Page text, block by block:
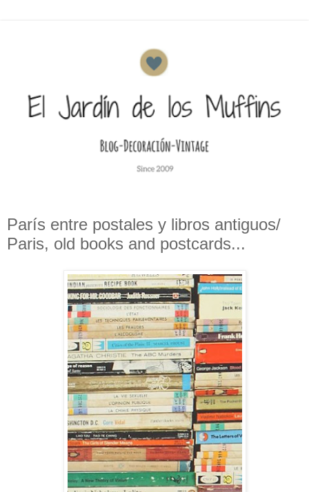
París entre postales y libros antiguos/
Paris, old books and postcards...